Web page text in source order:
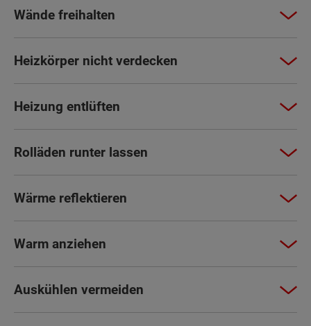
Wände freihalten
Heizkörper nicht verdecken
Heizung entlüften
Rolläden runter lassen
Wärme reflektieren
Warm anziehen
Auskühlen vermeiden